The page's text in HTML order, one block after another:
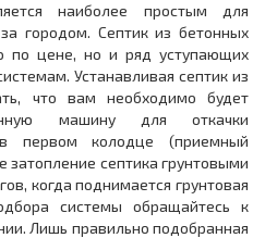
наиболее простым для
городом. Септик из бетонных
по цене, но и ряд уступающих
Устанавливая септик из
что вам необходимо будет
машину для откачки
в первом колодце (приемный
затопление септика грунтовыми
когда поднимается грунтовая
системы обращайтесь к
Лишь правильно подобранная